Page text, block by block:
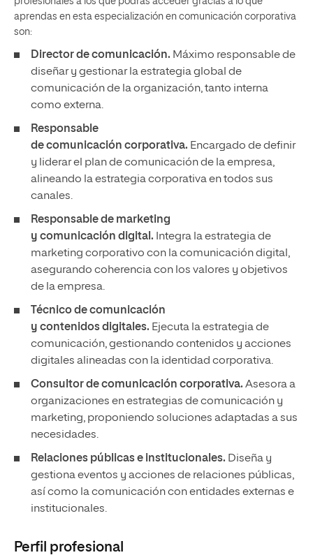
aprendas en esta especialización en comunicación corporativa
son:
Director de comunicación. Máximo responsable de
diseñar y gestionar la estrategia global de
comunicación de la organización, tanto interna
como externa.
Responsable
de comunicación corporativa. Encargado de definir
y liderar el plan de comunicación de la empresa,
alineando la estrategia corporativa en todos sus
canales.
Responsable de marketing
y comunicación digital. Integra la estrategia de
marketing corporativo con la comunicación digital,
asegurando coherencia con los valores y objetivos
de la empresa.
Técnico de comunicación
y contenidos digitales. Ejecuta la estrategia de
comunicación, gestionando contenidos y acciones
digitales alineadas con la identidad corporativa.
Consultor de comunicación corporativa. Asesora a
organizaciones en estrategias de comunicación y
marketing, proponiendo soluciones adaptadas a sus
necesidades.
Relaciones públicas e institucionales. Diseña y
gestiona eventos y acciones de relaciones públicas,
así como la comunicación con entidades externas e
institucionales.
Perfil profesional